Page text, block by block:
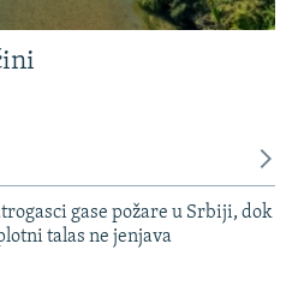
gase požare u Srbiji, dok
talas ne jenjava